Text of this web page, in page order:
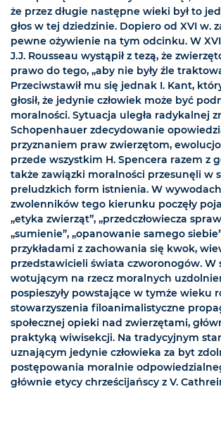
że przez długie następne wieki był to
głos w tej dziedzinie. Dopiero od XVI w.
pewne ożywienie na tym odcinku. W
J.J. Rousseau wystąpił z tezą, że
prawo do tego, „aby nie były źle
Przeciwstawił mu się jednak I. Kant,
głosił, że jedynie człowiek może być
moralności. Sytuacja uległa radykalnej
Schopenhauer zdecydowanie
przyznaniem praw zwierzętom,
przede wszystkim H. Spencera razem z
także zawiązki moralności przesunęli w
preludzkich form istnienia. W
zwolenników tego kierunku poczęły
„etyka zwierząt”, „przedczłowiecza
„sumienie”, „opanowanie samego
przykładami z zachowania się kwok,
przedstawicieli świata czworonogów. W
wotującym na rzecz moralnych
pospieszyły powstające w tymże wieku
stowarzyszenia filoanimalistyczne
społecznej opieki nad zwierzętami,
praktyką wiwisekcji. Na tradycyjnym
uznającym jedynie człowieka za byt
postępowania moralnie
głównie etycy chrześcijańscy z V.